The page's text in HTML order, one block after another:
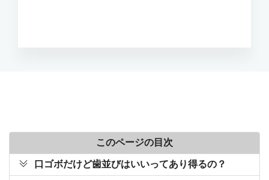
このページの目次
口ゴボだけど歯並びはいいってあり得るの？